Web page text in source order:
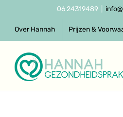
06 24319489
Over Hannah Prijzen &